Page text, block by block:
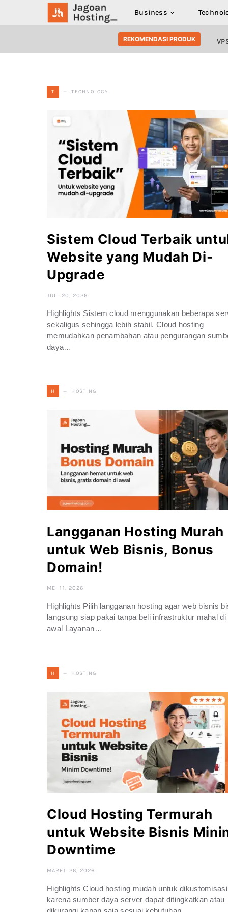
Business
SEARCH FOR:
REKOMENDASI PRODUK
T TECHNOLOGY
Sistem Cloud Terbaik
Website yang Mudah Di-
Upgrade
JULI 20, 2026
Highlights Sistem cloud menggunakan beberapa
sekaligus sehingga lebih stabil. Cloud hosting
memudahkan penambahan atau pengurangan
daya…
H HOSTING
Langganan Hosting Murah
untuk Web Bisnis, Bonus
Domain!
MEI 11, 2026
Highlights Pilih langganan hosting agar web bisnis
langsung siap pakai tanpa beli infrastruktur mahal di
awal Layanan…
H HOSTING
Cloud Hosting Termurah
untuk Website Bisnis
Downtime
MARET 26, 2026
Highlights Cloud hosting mudah untuk dikustomisasi
karena sumber daya server dapat ditingkatkan atau